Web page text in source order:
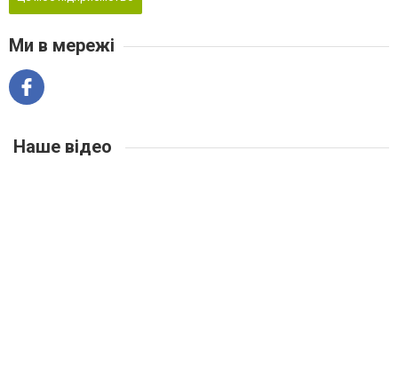
Ми в мережі
Наше відео